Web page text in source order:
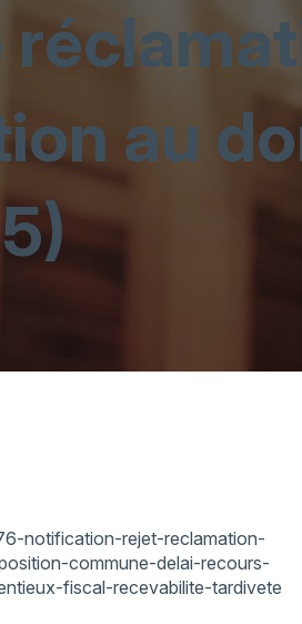
au
notification-rejet-reclamation-
commune-delai-recours-
fiscal-recevabilite-tardivete